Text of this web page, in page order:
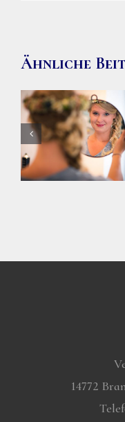
Ähnliche
14772